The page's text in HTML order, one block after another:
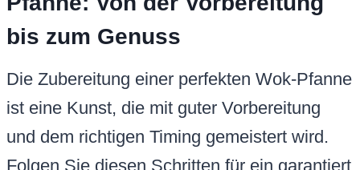
bis zum Genuss
Die Zubereitung einer perfekten Wok-Pfanne
ist eine Kunst, die mit guter Vorbereitung
und dem richtigen Timing gemeistert wird.
Folgen Sie diesen Schritten für ein garantiert